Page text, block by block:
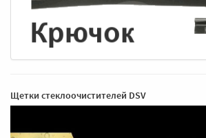
Щетки стеклоочистителей DSV